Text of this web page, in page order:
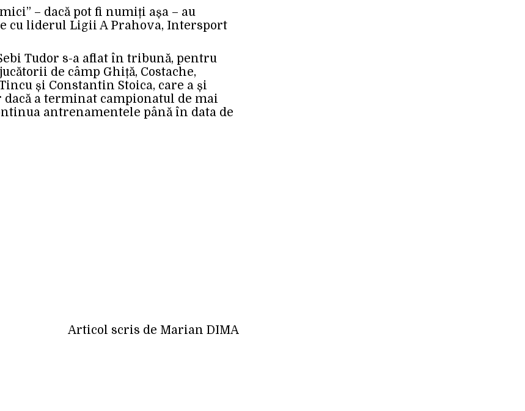
– dacă pot fi numiți așa – au
cu liderul Ligii A Prahova, Intersport
Tudor s-a aflat în tribună, pentru
de câmp Ghiță, Costache,
și Constantin Stoica, care a și
a terminat campionatul de mai
antrenamentele până în data de
Articol scris de Marian DIMA